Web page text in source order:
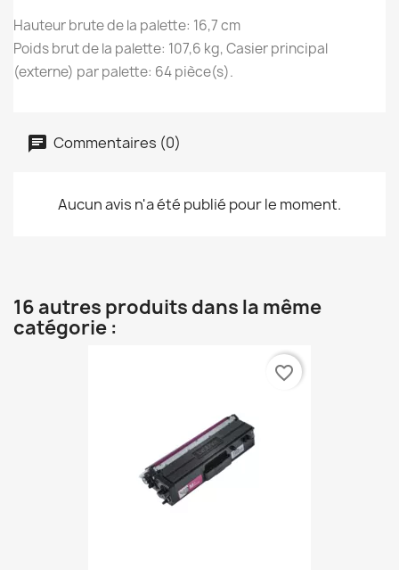
Hauteur brute de la palette: 16,7 cm
Poids brut de la palette: 107,6 kg, Casier principal
(externe) par palette: 64 pièce(s).
Commentaires (0)
Aucun avis n'a été publié pour le moment.
16 autres produits dans la même
catégorie :
favorite_border